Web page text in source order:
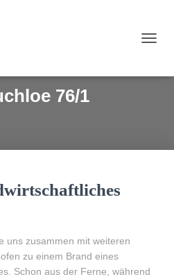
76/1
uns zusammen mit weiteren
zu einem Brand eines
Schon aus der Ferne, während